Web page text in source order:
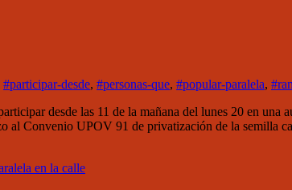
#participar-desde, #personas-que, #popular-paralela,
desde las 11 de la mañana del lunes 20 en una
al Convenio UPOV 91 de privatización de la semilla
en la calle